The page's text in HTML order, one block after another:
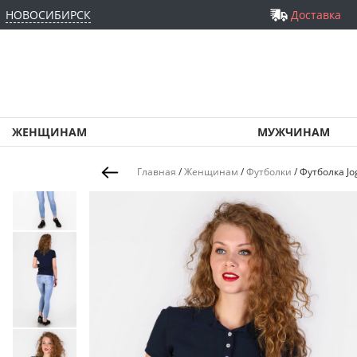
НОВОСИБИРСК Доставка
ЖЕНЩИНАМ МУЖЧИНАМ
Главная /Женщинам /Футболки /Футболка